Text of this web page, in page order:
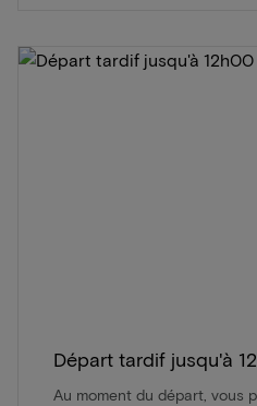
Départ tardif jusqu'à
Au moment du départ, vous